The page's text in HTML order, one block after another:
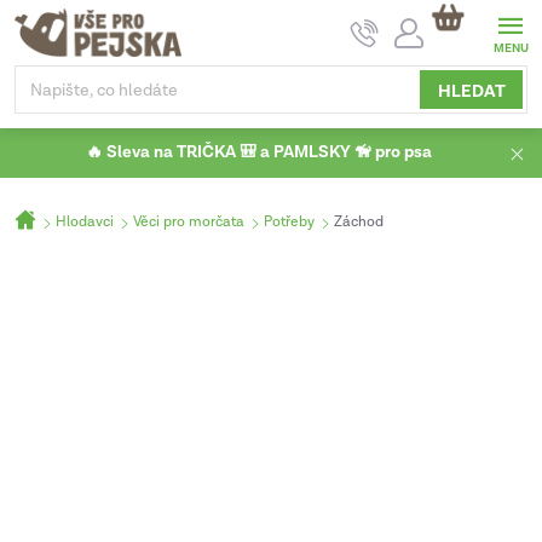
Přejít
obsah
HLEDAT
NÁKUPNÍ
KOŠÍK
🔥 Sleva na TRIČKA 🎒 a PAMLSKY 🦮 pro psa
Domů
Hlodavci Věci pro morčata Potřeby Záchod